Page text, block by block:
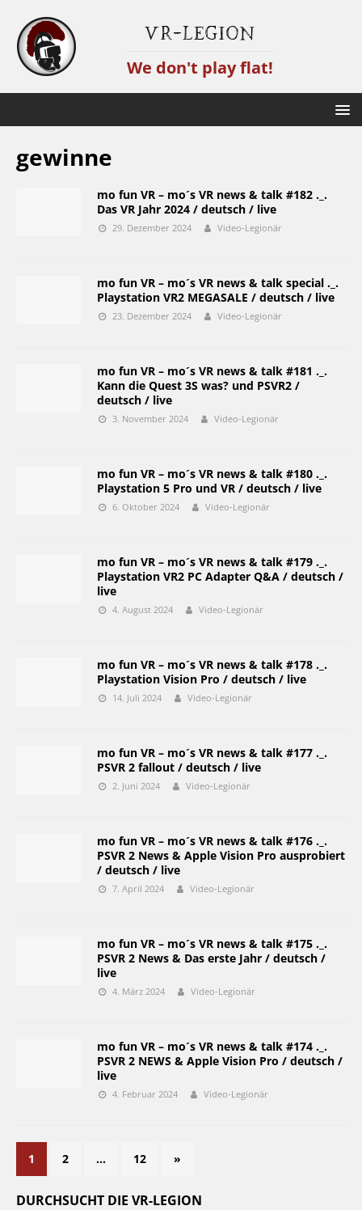
VR-Legion
We don't play flat!
gewinne
mo fun VR – mo´s VR news & talk #182 ._.
Das VR Jahr 2024 / deutsch / live
29. Dezember 2024 Video-Legionär
mo fun VR – mo´s VR news & talk special ._.
Playstation VR2 MEGASALE / deutsch / live
23. Dezember 2024 Video-Legionär
mo fun VR – mo´s VR news & talk #181 ._.
Kann die Quest 3S was? und PSVR2 /
deutsch / live
3. November 2024 Video-Legionär
mo fun VR – mo´s VR news & talk #180 ._.
Playstation 5 Pro und VR / deutsch / live
6. Oktober 2024 Video-Legionär
mo fun VR – mo´s VR news & talk #179 ._.
Playstation VR2 PC Adapter Q&A / deutsch /
live
4. August 2024 Video-Legionär
mo fun VR – mo´s VR news & talk #178 ._.
Playstation Vision Pro / deutsch / live
14. Juli 2024 Video-Legionär
mo fun VR – mo´s VR news & talk #177 ._.
PSVR 2 fallout / deutsch / live
2. Juni 2024 Video-Legionär
mo fun VR – mo´s VR news & talk #176 ._.
PSVR 2 News & Apple Vision Pro ausprobiert
/ deutsch / live
7. April 2024 Video-Legionär
mo fun VR – mo´s VR news & talk #175 ._.
PSVR 2 News & Das erste Jahr / deutsch /
live
4. März 2024 Video-Legionär
mo fun VR – mo´s VR news & talk #174 ._.
PSVR 2 NEWS & Apple Vision Pro / deutsch /
live
4. Februar 2024 Video-Legionär
1 2 … 12 »
DURCHSUCHT DIE VR-LEGION